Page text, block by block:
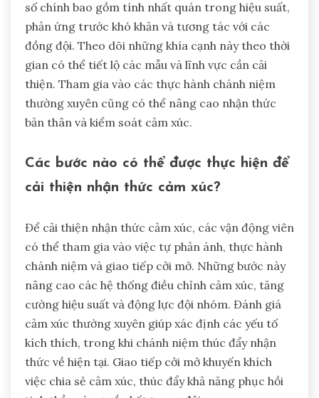
thách thức những suy nghĩ tiêu cực, thúc đẩy tư
duy tích cực. Các bài tập nhận thức cảm xúc thúc
đẩy việc nhận ra cảm xúc, tạo điều kiện cho các
phản ứng tốt hơn. Các cuộc kiểm tra cảm xúc
định kỳ thiết lập một văn hóa giao tiếp cởi mở,
củng cố sự gắn kết trong đội.
Việc thực hiện những thực hành này có thể dẫn
suất tổng thể trong các môi trường cạnh tranh.
hiệu quả điều chỉnh cảm xúc của họ
như thế nào?
Các vận động viên có thể tự đánh giá hiệu quả
điều chỉnh cảm xúc của họ bằng cách phản ánh về
các phản ứng của họ trong các cuộc thi. Họ nên
đánh giá khả năng duy trì sự bình tĩnh, quản lý
căng thẳng và phục hồi từ những thất bại. Các chỉ
số chính bao gồm tính nhất quán trong hiệu suất,